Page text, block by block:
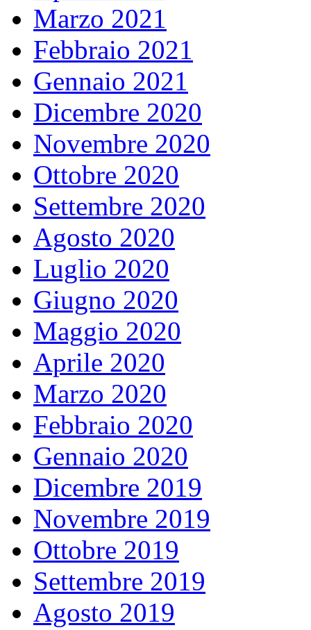
Marzo 2021
Febbraio 2021
Gennaio 2021
Dicembre 2020
Novembre 2020
Ottobre 2020
Settembre 2020
Agosto 2020
Luglio 2020
Giugno 2020
Maggio 2020
Aprile 2020
Marzo 2020
Febbraio 2020
Gennaio 2020
Dicembre 2019
Novembre 2019
Ottobre 2019
Settembre 2019
Agosto 2019